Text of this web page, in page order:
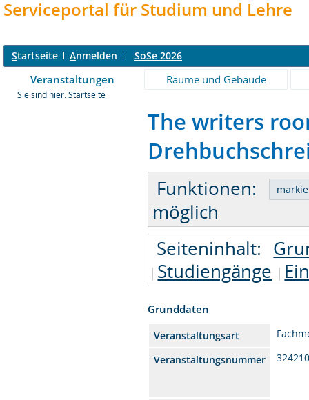
Serviceportal für Studium und Lehre
Startseite Anmelden SoSe 2026
Veranstaltungen Räume und Gebäude
Sie sind hier: Startseite
The writers
Funktionen:
möglich
Seiteninhalt:
Studiengänge
Grunddaten
Veranstaltungsart
Veranstaltungsnummer